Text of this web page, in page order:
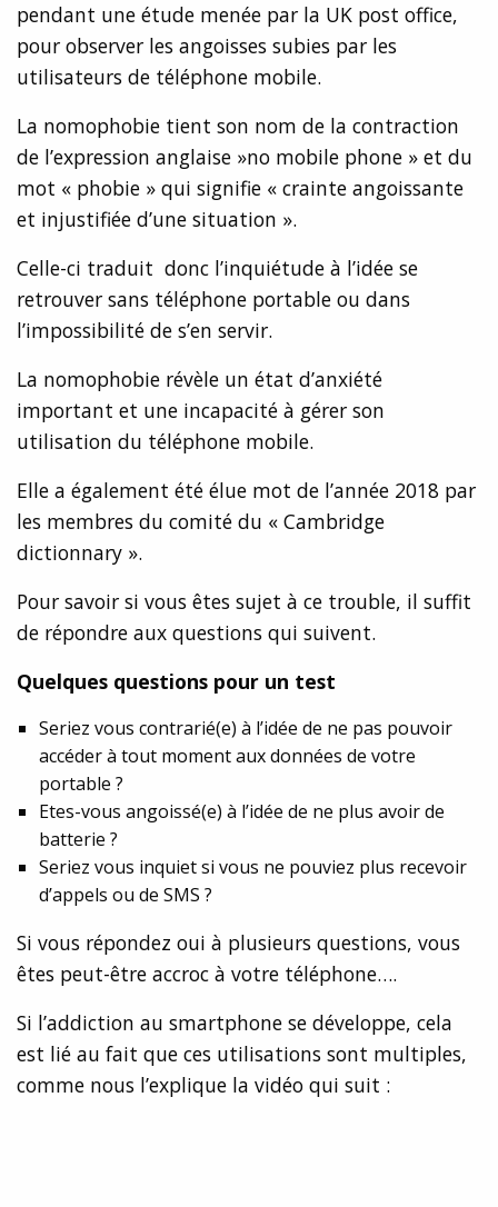
pendant une étude menée par la UK post office,
pour observer les angoisses subies par les
utilisateurs de téléphone mobile.
La nomophobie tient son nom de la contraction
de l’expression anglaise »no mobile phone » et du
mot « phobie » qui signifie « crainte angoissante
et injustifiée d’une situation ».
Celle-ci traduit donc l’inquiétude à l’idée se
retrouver sans téléphone portable ou dans
l’impossibilité de s’en servir.
La nomophobie révèle un état d’anxiété
important et une incapacité à gérer son
utilisation du téléphone mobile.
Elle a également été élue mot de l’année 2018 par
les membres du comité du « Cambridge
dictionnary ».
Pour savoir si vous êtes sujet à ce trouble, il suffit
de répondre aux questions qui suivent.
Quelques questions pour un test
Seriez vous contrarié(e) à l’idée de ne pas pouvoir
accéder à tout moment aux données de votre
portable ?
Etes-vous angoissé(e) à l’idée de ne plus avoir de
batterie ?
Seriez vous inquiet si vous ne pouviez plus recevoir
d’appels ou de SMS ?
Si vous répondez oui à plusieurs questions, vous
êtes peut-être accroc à votre téléphone….
Si l’addiction au smartphone se développe, cela
est lié au fait que ces utilisations sont multiples,
comme nous l’explique la vidéo qui suit :